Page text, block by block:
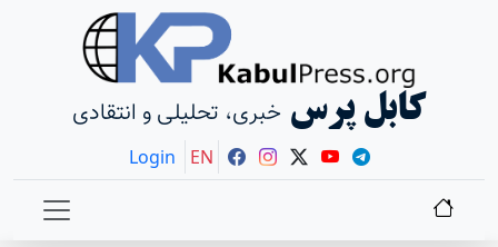
کابل پرس خبری، تحلیلی و انتقادی
Login EN